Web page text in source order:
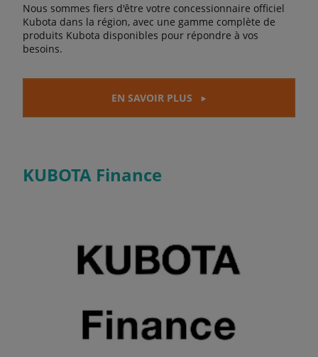
Nous sommes fiers d'être votre concessionnaire officiel
Kubota dans la région, avec une gamme complète de
produits Kubota disponibles pour répondre à vos
besoins.
EN SAVOIR PLUS
KUBOTA Finance